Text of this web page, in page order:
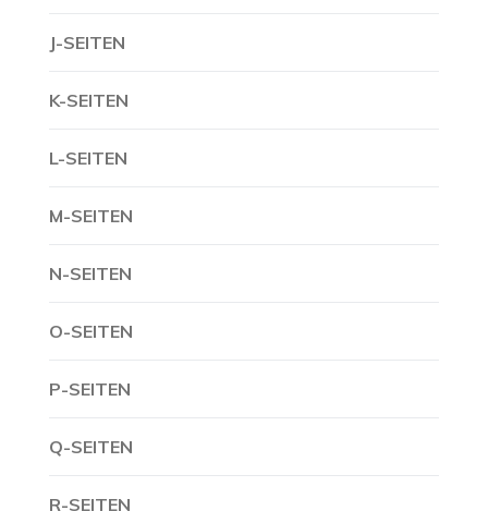
J-SEITEN
K-SEITEN
L-SEITEN
M-SEITEN
N-SEITEN
O-SEITEN
P-SEITEN
Q-SEITEN
R-SEITEN